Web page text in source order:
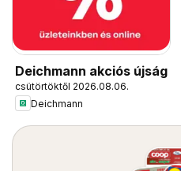
Deichmann akciós újság
csütörtöktől 2026.08.06.
Deichmann